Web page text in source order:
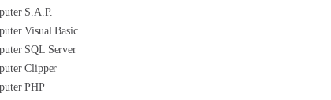
S.A.P.
Visual Basic
SQL Server
Clipper
PHP